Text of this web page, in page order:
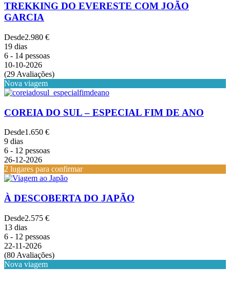
TREKKING DO EVERESTE COM JOÃO
GARCIA
Desde2.980 €
19 dias
6 - 14 pessoas
10-10-2026
(29 Avaliações)
Nova viagem
COREIA DO SUL – ESPECIAL FIM DE ANO
Desde1.650 €
9 dias
6 - 12 pessoas
26-12-2026
2 lugares para confirmar
À DESCOBERTA DO JAPÃO
Desde2.575 €
13 dias
6 - 12 pessoas
22-11-2026
(80 Avaliações)
Nova viagem